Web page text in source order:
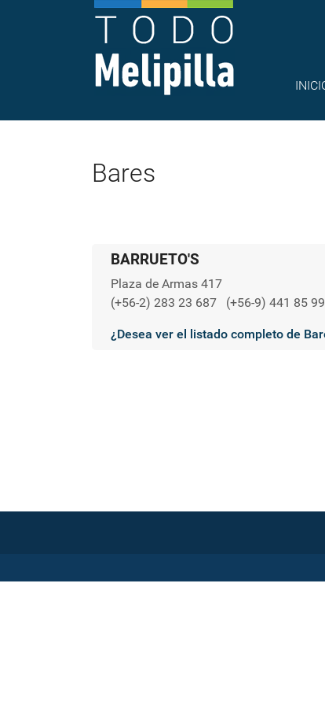
Bares
BARRUETO'S
Plaza de Armas 417
(+56-2) 283 23 687
(+56-9) 441 85
¿Desea ver el listado completo de